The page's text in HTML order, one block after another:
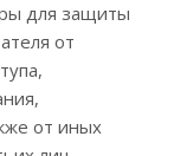
для защиты
от
от иных